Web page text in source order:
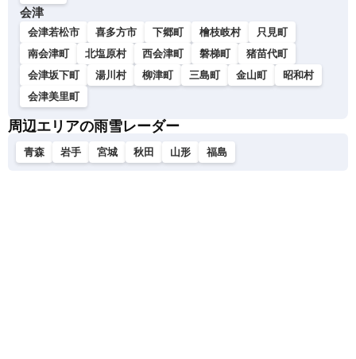
会津
会津若松市 喜多方市 下郷町 檜枝岐村
只見町
南会津町
北塩原村 西会津町 磐梯町
猪苗代町
会津坂下町
湯川村 柳津町 三島町 金山町
昭和村
会津美里町
周辺エリアの雨雪レーダー
青森 岩手 宮城 秋田 山形 福島